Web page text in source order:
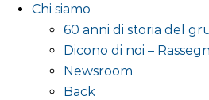
Chi siamo
60 anni di storia del
Dicono di noi –
Newsroom
Back